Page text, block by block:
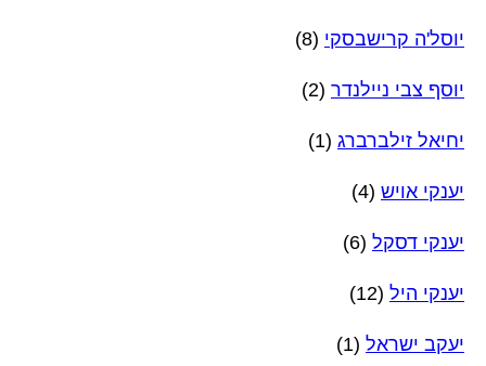
יוסל'ה קרישבסקי (8)
יוסף צבי ניילנדר (2)
יחיאל זילברברג (1)
יענקי אויש (4)
יענקי דסקל (6)
יענקי היל (12)
יעקב ישראל (1)